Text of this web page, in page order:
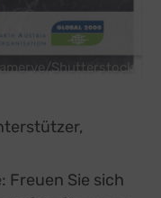
Shutterstock
Freuen Sie sich